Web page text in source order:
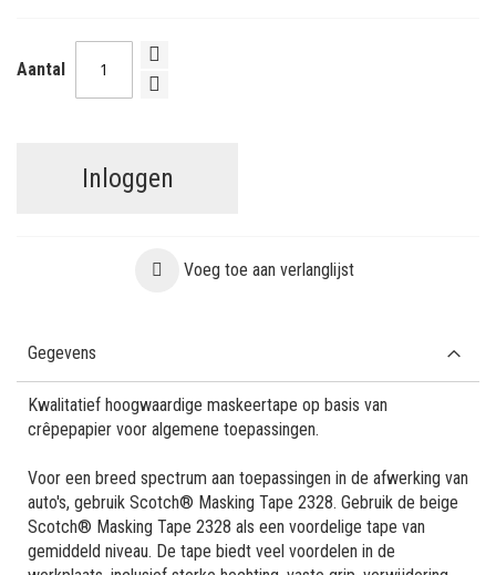
Aantal
Inloggen
Voeg toe aan verlanglijst
Gegevens
Kwalitatief hoogwaardige maskeertape op basis van
crêpepapier voor algemene toepassingen.
Voor een breed spectrum aan toepassingen in de afwerking van
auto's, gebruik Scotch® Masking Tape 2328. Gebruik de beige
Scotch® Masking Tape 2328 als een voordelige tape van
gemiddeld niveau. De tape biedt veel voordelen in de